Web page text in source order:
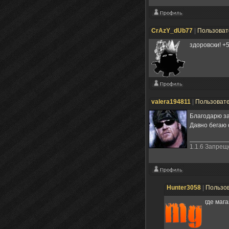
CrAzY_dUb77
здоровски! +5
valera194811
Благодарю
Давно бегаю
1.1.6
Hunter3058
где